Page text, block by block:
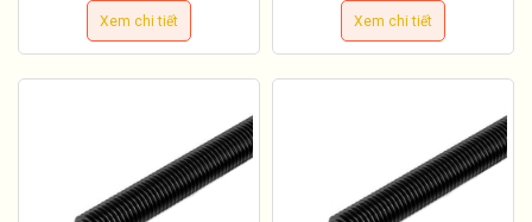
Xem chi tiết Xem chi tiết